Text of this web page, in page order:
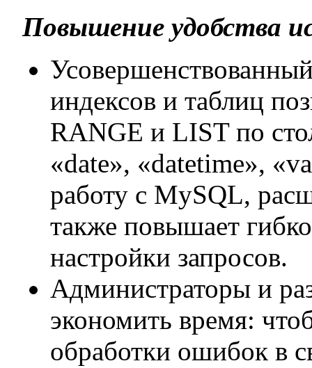
Повышение удобства
индексов и таблиц
RANGE и LIST по
«date», «datetime»,
работу с MySQL,
также повышает
настройки запросов.
Администраторы и
экономить время:
обработки ошибок в